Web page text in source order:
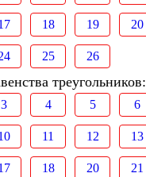
18 19 20
25 26
треугольников:
3 4 5 6
11 12 13
18 20 21